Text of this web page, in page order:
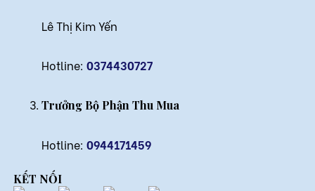
Lê Thị Kim Yến
Hotline:0374430727
Trưởng Bộ Phận Thu Mua
Hotline:0944171459
KẾT NỐI